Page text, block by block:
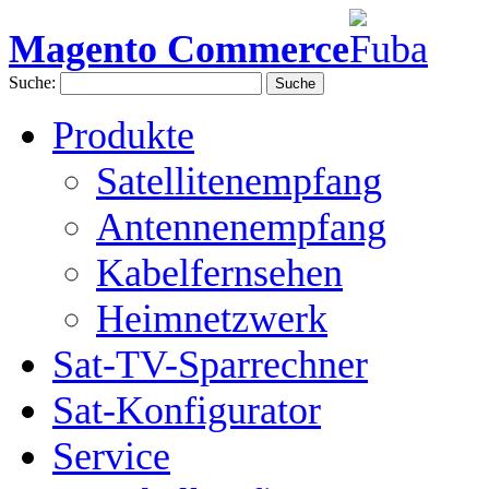
Magento Commerce
Suche: Suche
Produkte
Satellitenempfang
Antennenempfang
Kabelfernsehen
Heimnetzwerk
Sat-TV-Sparrechner
Sat-Konfigurator
Service